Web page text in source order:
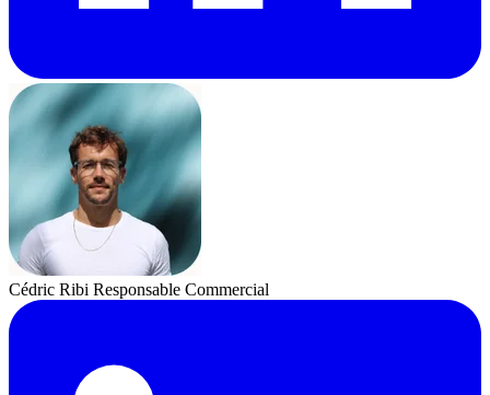
Cédric Ribi Responsable Commercial